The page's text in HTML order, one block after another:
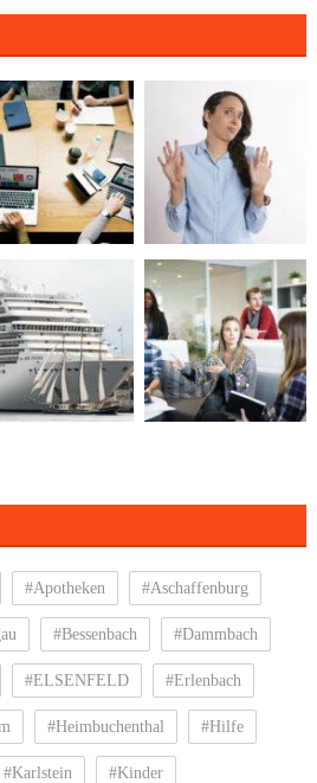
#Apotheken #Aschaffenburg
#Bessenbach #Dammbach
#ELSENFELD #Erlenbach
#Heimbuchenthal #Hilfe
#Karlstein #Kinder